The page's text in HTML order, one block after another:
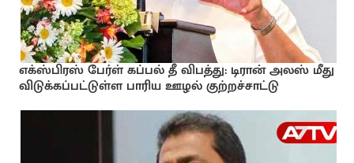
எக்ஸ்பிரஸ் பேர்ள் கப்பல் தீ விபத்து: டிரான் அலஸ் மீது
விடுக்கப்பட்டுள்ள பாரிய ஊழல் குற்றச்சாட்டு